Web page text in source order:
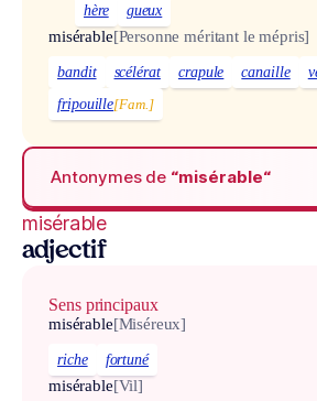
hère gueux
misérable[Personne méritant le mépris]
bandit scélérat crapule canaille
fripouille[Fam.]
Antonymes de “misérable“
misérable
adjectif
Sens principaux
misérable[Miséreux]
riche fortuné
misérable[Vil]